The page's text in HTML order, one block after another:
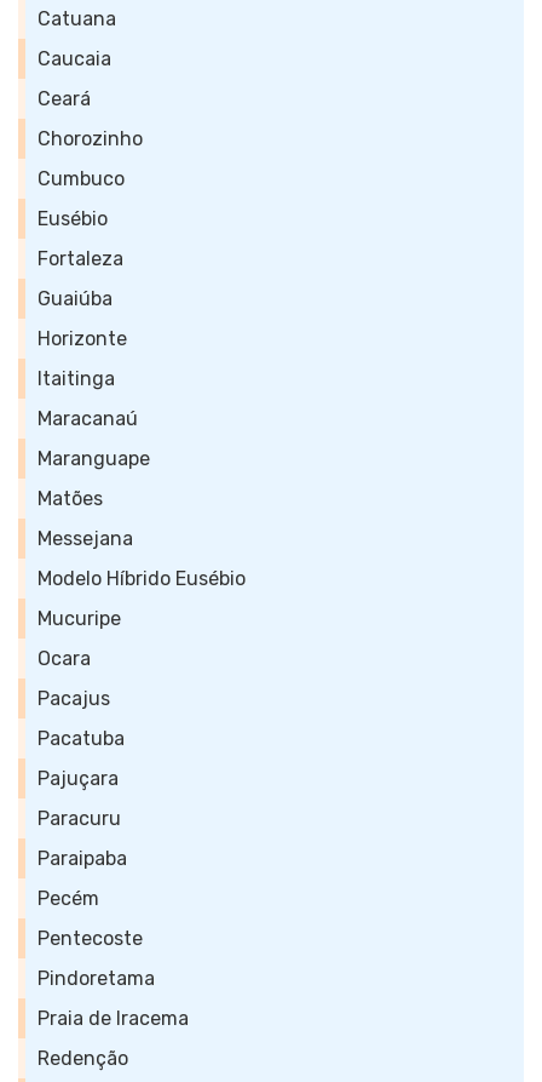
Catuana
Caucaia
Ceará
Chorozinho
Cumbuco
Eusébio
Fortaleza
Guaiúba
Horizonte
Itaitinga
Maracanaú
Maranguape
Matões
Messejana
Modelo Híbrido Eusébio
Mucuripe
Ocara
Pacajus
Pacatuba
Pajuçara
Paracuru
Paraipaba
Pecém
Pentecoste
Pindoretama
Praia de Iracema
Redenção